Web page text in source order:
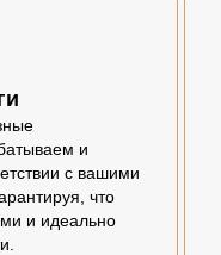
и
с вашими
что
и идеально